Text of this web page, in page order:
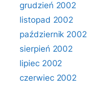
grudzień 2002
listopad 2002
październik 2002
sierpień 2002
lipiec 2002
czerwiec 2002